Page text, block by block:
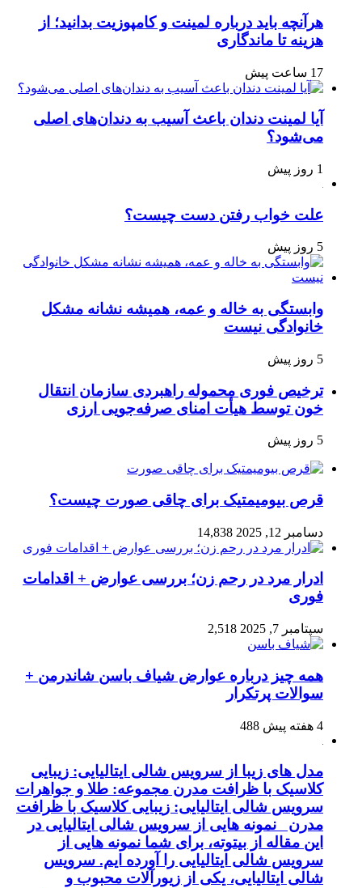
هرآنچه باید درباره لمینت و کامپوزیت بدانید؛ از
هزینه تا ماندگاری
17 ساعت پیش
آیا لمینت دندان باعث آسیب به دندان‌های اصلی
می‌شود؟
1 روز پیش
علت خواب رفتن دست چیست؟
5 روز پیش
وابستگی به خاله و عمه، همیشه نشانه مشکل
خانوادگی نیست
5 روز پیش
ترخیص فوری محموله راهبردی سازمان انتقال
خون توسط هیأت امنای صرفه‌جویی ارزی
5 روز پیش
قرص بیومیمتیک برای چاقی صورت چیست؟
دسامبر 12, 2025 14,838
ادرار مرد در رحم زن؛ بررسی عوارض + اقدامات
فوری
سپتامبر 7, 2025 2,518
همه چیز درباره عوارض شیاف باسن شاندرمن +
سوالات پرتکرار
4 هفته پیش 488
مدل های زیبا از سرویس شالی ایتالیایی: زیبایی
کلاسیک با ظرافت مدرن مجموعه: طلا و جواهرات
سرویس شالی ایتالیایی: زیبایی کلاسیک با ظرافت
مدرن نمونه هایی از سرویس شالی ایتالیایی در
این مقاله از بیتوته، برای شما نمونه هایی از
سرویس شالی ایتالیایی را آورده ایم. سرویس
شالی ایتالیایی، یکی از زیورآلات محبوب و